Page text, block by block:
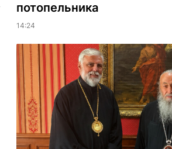
потопельника
14:24